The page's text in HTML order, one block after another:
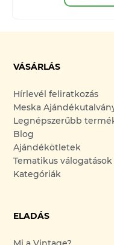
VÁSÁRLÁS
Hírlevél feliratkozás
Meska
Legnépszerűbb
Blog
Ajándékötletek
Tematikus válogatások
Kategóriák
ELADÁS